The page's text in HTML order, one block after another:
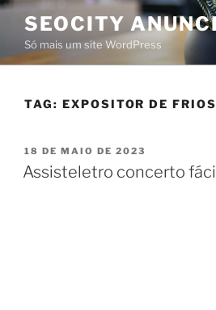
SEOCITY
Só mais um site WordPress
TAG: EXPOSITOR DE FRIOS
18 DE MAIO DE 2023
Assisteletro concerto